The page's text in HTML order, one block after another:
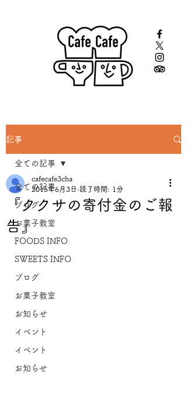
記事
全ての記事
ブログ
お菓子教室
FOODS INFO
SWEETS INFO
ブログ
お菓子教室
お知らせ
イベント
イベント
お知らせ
全ての記事
『ククサの寄付金のご報
告』
cafecafe3cha
2015年6月3日 読了時間: 1分